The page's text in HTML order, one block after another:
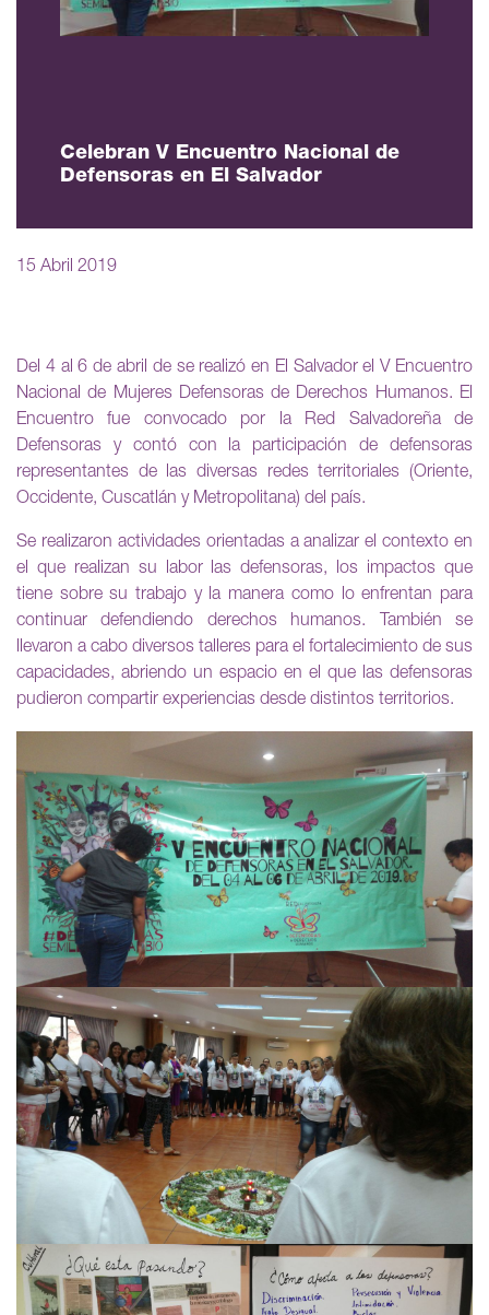
Celebran V Encuentro Nacional de
Defensoras en El Salvador
15 Abril 2019
Del 4 al 6 de abril de se realizó en El Salvador el V Encuentro
Nacional de Mujeres Defensoras de Derechos Humanos. El
Encuentro fue convocado por la Red Salvadoreña de
Defensoras y contó con la participación de defensoras
representantes de las diversas redes territoriales (Oriente,
Occidente, Cuscatlán y Metropolitana) del país.
Se realizaron actividades orientadas a analizar el contexto en
el que realizan su labor las defensoras, los impactos que
tiene sobre su trabajo y la manera como lo enfrentan para
continuar defendiendo derechos humanos. También se
llevaron a cabo diversos talleres para el fortalecimiento de sus
capacidades, abriendo un espacio en el que las defensoras
pudieron compartir experiencias desde distintos territorios.